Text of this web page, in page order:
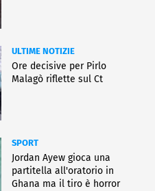
ULTIME NOTIZIE
Ore decisive per Pirlo
Malagò riflette sul Ct
SPORT
Jordan Ayew gioca una
partitella all'oratorio in
Ghana ma il tiro è horror